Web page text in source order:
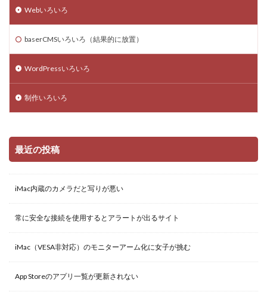
Webいろいろ
baserCMSいろいろ（結果的に放置）
WordPressいろいろ
制作いろいろ
最近の投稿
iMac内蔵のカメラだと写りが悪い
常に安全な接続を使用するとアラートが出るサイト
iMac（VESA非対応）のモニターアーム化に女子が挑む
App Storeのアプリ一覧が更新されない